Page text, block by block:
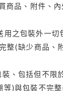
商品、附件、
之包裝外一切
整(缺少商品、
、包括但不限
)與包裝不完